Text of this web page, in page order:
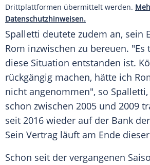
Drittplattformen übermittelt werden.
Datenschutzhinweisen.
Spalletti deutete zudem an, sein
Rom inzwischen zu bereuen.
diese Situation entstanden ist.
rückgängig machen, hätte ich
nicht angenommen", so Spalletti
schon zwischen 2005 und 2009
seit 2016 wieder auf der Bank
Sein Vertrag läuft am Ende
Schon seit der vergangenen